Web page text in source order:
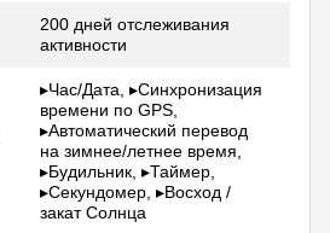
200 дней отслеживания
активности
▸Час/Дата, ▸Синхронизация
времени по GPS,
▸Автоматический перевод
на зимнее/летнее время,
▸Будильник, ▸Таймер,
▸Секундомер, ▸Восход /
закат Солнца